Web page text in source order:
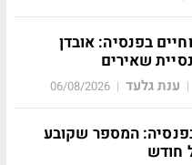
בפנסיה: אובדן
שאירים
| ענת גלעד |
06/08/2026
המספר שקובע
חודש